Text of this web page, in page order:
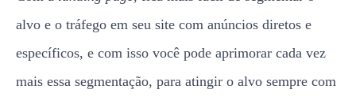
alvo e o tráfego em seu site com anúncios diretos e
específicos, e com isso você pode aprimorar cada vez
mais essa segmentação, para atingir o alvo sempre com